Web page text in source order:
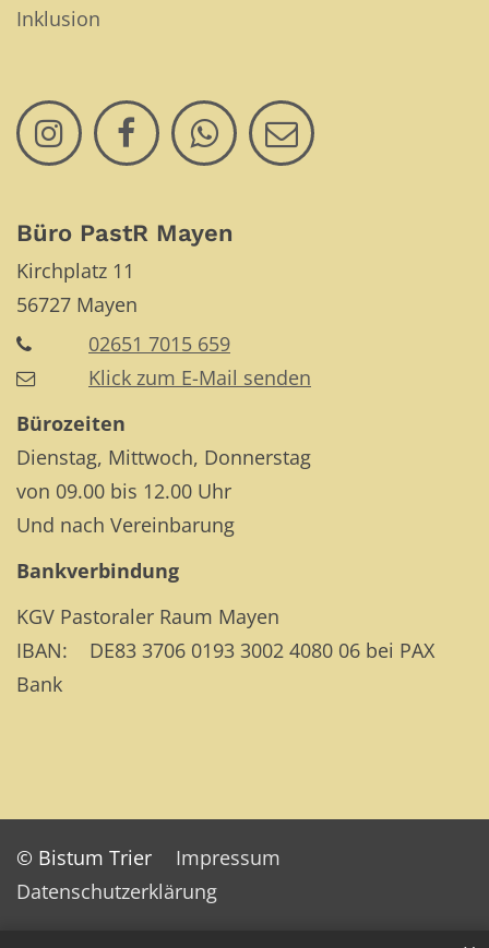
Inklusion
Büro PastR Mayen
Kirchplatz 11
56727 Mayen
02651 7015 659
Klick zum E-Mail senden
Bürozeiten
Dienstag, Mittwoch, Donnerstag
von 09.00 bis 12.00 Uhr
Und nach Vereinbarung
Bankverbindung
KGV Pastoraler Raum Mayen
IBAN: DE83 3706 0193 3002 4080 06 bei PAX
Bank
© Bistum Trier
Impressum
Datenschutzerklärung